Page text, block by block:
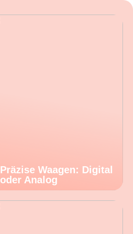
Präzise Waagen: Digital
oder Analog